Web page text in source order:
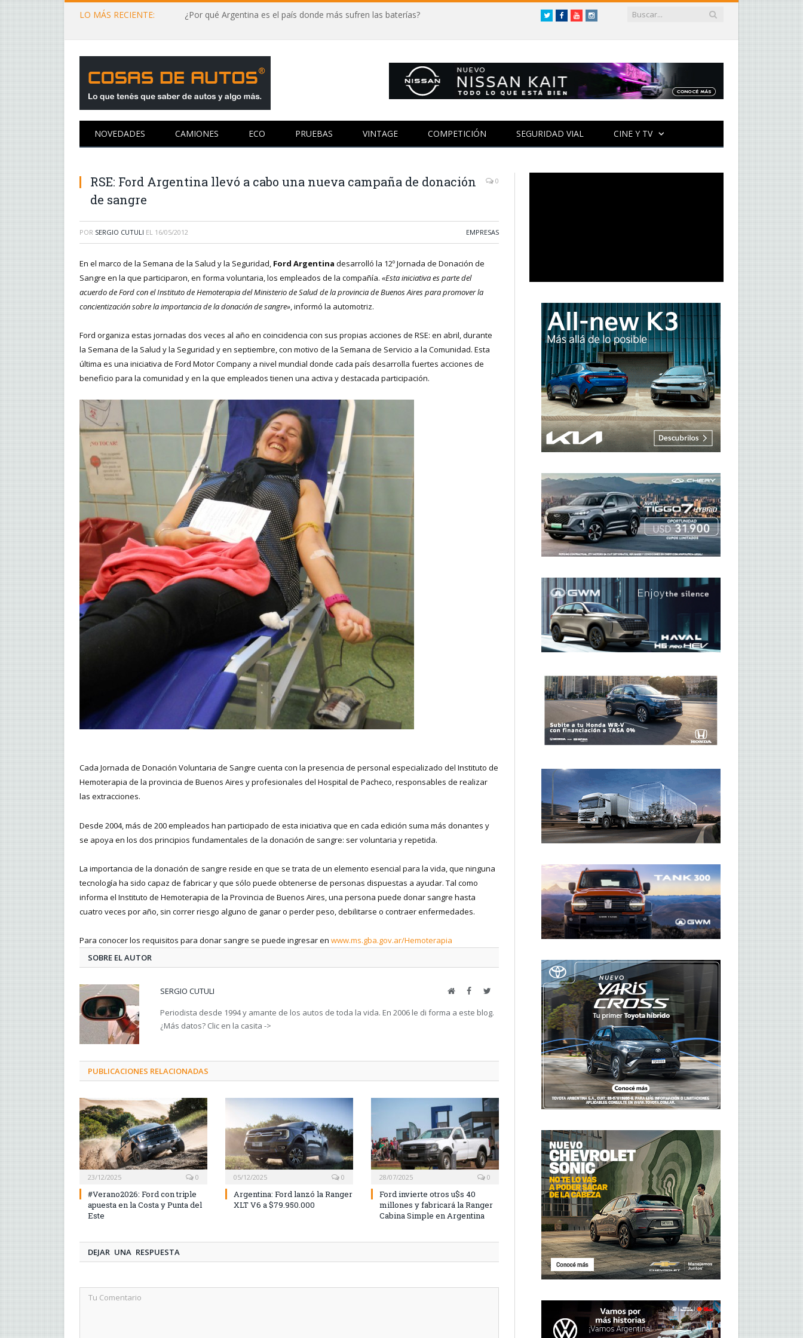
LO MÁS RECIENTE: ¿Por qué Argentina es el país donde más sufren las baterías? TwitterFacebookYouTubeInstagram
NOVEDADES CAMIONES ECO PRUEBAS VINTAGE COMPETICIÓN SEGURIDAD VIAL CINE Y TV
RSE: Ford Argentina llevó a cabo una nueva campaña de donación
de sangre
0
POR SERGIO CUTULI EL 16/05/2012 EMPRESAS
En el marco de la Semana de la Salud y la Seguridad, Ford Argentina desarrolló la 12º Jornada de Donación de
Sangre en la que participaron, en forma voluntaria, los empleados de la compañía. «Esta iniciativa es parte del
acuerdo de Ford con el Instituto de Hemoterapia del Ministerio de Salud de la provincia de Buenos Aires para promover la
concientización sobre la importancia de la donación de sangre», informó la automotriz.
Ford organiza estas jornadas dos veces al año en coincidencia con sus propias acciones de RSE: en abril, durante
la Semana de la Salud y la Seguridad y en septiembre, con motivo de la Semana de Servicio a la Comunidad. Esta
última es una iniciativa de Ford Motor Company a nivel mundial donde cada país desarrolla fuertes acciones de
beneficio para la comunidad y en la que empleados tienen una activa y destacada participación.
Cada Jornada de Donación Voluntaria de Sangre cuenta con la presencia de personal especializado del Instituto de
Hemoterapia de la provincia de Buenos Aires y profesionales del Hospital de Pacheco, responsables de realizar
las extracciones.
Desde 2004, más de 200 empleados han participado de esta iniciativa que en cada edición suma más donantes y
se apoya en los dos principios fundamentales de la donación de sangre: ser voluntaria y repetida.
La importancia de la donación de sangre reside en que se trata de un elemento esencial para la vida, que ninguna
tecnología ha sido capaz de fabricar y que sólo puede obtenerse de personas dispuestas a ayudar. Tal como
informa el Instituto de Hemoterapia de la Provincia de Buenos Aires, una persona puede donar sangre hasta
cuatro veces por año, sin correr riesgo alguno de ganar o perder peso, debilitarse o contraer enfermedades.
Para conocer los requisitos para donar sangre se puede ingresar en www.ms.gba.gov.ar/Hemoterapia
SOBRE EL AUTOR
SERGIO CUTULI WebFacebookTwitter
Periodista desde 1994 y amante de los autos de toda la vida. En 2006 le di forma a este blog.
¿Más datos? Clic en la casita ->
PUBLICACIONES RELACIONADAS
23/12/2025 0
#Verano2026: Ford con triple
apuesta en la Costa y Punta del
Este
05/12/2025 0
Argentina: Ford lanzó la Ranger
XLT V6 a $79.950.000
28/07/2025 0
Ford invierte otros u$s 40
millones y fabricará la Ranger
Cabina Simple en Argentina
DEJAR UNA RESPUESTA